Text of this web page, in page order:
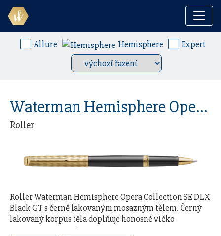
Skočit na obsah
Základní navigace
Rollery
Allure Hemisphere Expert
Waterman Hemisphere Opera Collection Black GT
Roller
Roller Waterman Hemisphere Opera Collection SE DLX
Black GT s černě lakovaným mosazným tělem. Černý
lakovaný korpus těla doplňuje honosné víčko
s precizně rytým složitým vzorem připomínajícím …